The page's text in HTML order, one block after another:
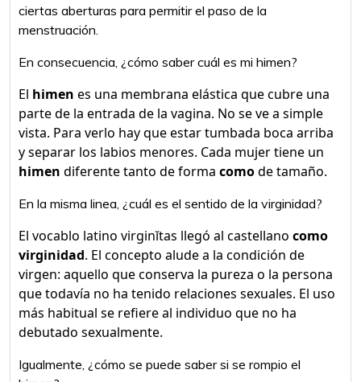
ciertas aberturas para permitir el paso de la
menstruación.
En consecuencia, ¿cómo saber cuál es mi himen?
El himen es una membrana elástica que cubre una
parte de la entrada de la vagina. No se ve a simple
vista. Para verlo hay que estar tumbada boca arriba
y separar los labios menores. Cada mujer tiene un
himen diferente tanto de forma comode tamaño.
En la misma linea, ¿cuál es el sentido de la virginidad?
El vocablo latino virginĭtas llegó al castellano como
virginidad. El concepto alude a la condición de
virgen: aquello que conserva la pureza o la persona
que todavía no ha tenido relaciones sexuales. El uso
más habitual se refiere al individuo que no ha
debutado sexualmente.
Igualmente, ¿cómo se puede saber si se rompio el